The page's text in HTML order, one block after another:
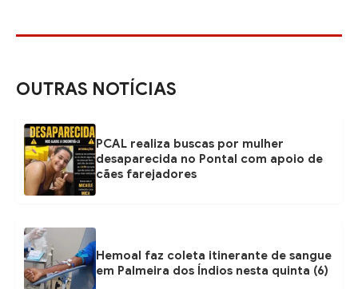
OUTRAS NOTÍCIAS
PCAL realiza buscas por mulher
desaparecida no Pontal com apoio de
cães farejadores
Hemoal faz coleta itinerante de sangue
em Palmeira dos Índios nesta quinta (6)